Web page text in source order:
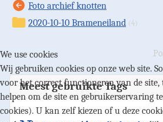
Foto archief knotten
2020-10-10 Brameneiland (4)
Meest gebruikte Tags
We use cookies
Wij gebruiken cookies op onze web site.
voor het correct functioneren van de
helpen om de site en gebruikerservaring
cookies). U kan zelf kiezen of u deze